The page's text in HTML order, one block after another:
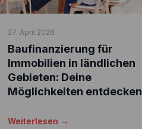
27. April 2026
Baufinanzierung für
Immobilien in ländlichen
Gebieten: Deine
Möglichkeiten entdecken
Weiterlesen →